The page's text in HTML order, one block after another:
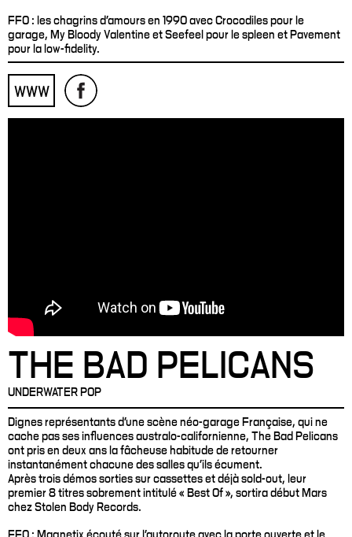
FFO : les chagrins d’amours en 1990 avec Crocodiles pour le
garage, My Bloody Valentine et Seefeel pour le spleen et Pavement
pour la low-fidelity.
WWW
THE BAD PELICANS
UNDERWATER POP
Dignes représentants d'une scène néo-garage Française, qui ne
cache pas ses influences australo-californienne, The Bad Pelicans
ont pris en deux ans la fâcheuse habitude de retourner
instantanément chacune des salles qu'ils écument.
Après trois démos sorties sur cassettes et déjà sold-out, leur
premier 8 titres sobrement intitulé « Best Of », sortira début Mars
chez Stolen Body Records.